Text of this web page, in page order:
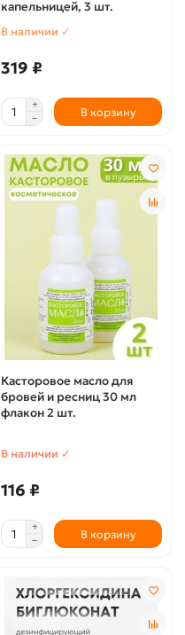
капельницей, 3 шт.
В наличии ✓
319 ₽
В корзину
Касторовое масло для
бровей и ресниц 30 мл
флакон 2 шт.
В наличии ✓
116 ₽
В корзину